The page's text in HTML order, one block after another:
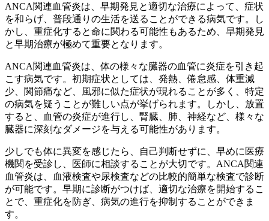
ANCA関連血管炎は、 早期発見と適切な治療によって、症状
を和らげ、普段通りの生活を送ることができる病気です。し
かし、重症化すると命に関わる可能性もあるため、 早期発見
と早期治療が極めて重要となります。
ANCA関連血管炎は、体の様々な臓器の血管に炎症を引き起
こす病気です。初期症状としては、発熱、倦怠感、体重減
少、関節痛など、風邪に似た症状が現れることが多く、特定
の病気を疑うことが難しい点が挙げられます。しかし、放置
すると、血管の炎症が進行し、腎臓、肺、神経など、様々な
臓器に深刻なダメージを与える可能性があります。
少しでも体に異変を感じたら、自己判断せずに、早めに医療
機関を受診し、医師に相談することが大切です。ANCA関連
血管炎は、血液検査や尿検査などの比較的簡単な検査で診断
が可能です。早期に診断がつけば、適切な治療を開始するこ
とで、重症化を防ぎ、病気の進行を抑制することができま
す。